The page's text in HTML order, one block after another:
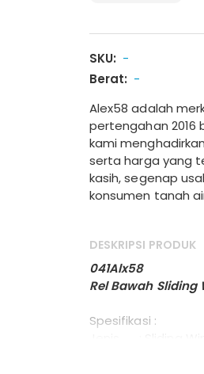
SKU: -
Berat: -
Alex58 adalah
pertengahan 2016
kami
serta harga yang
kasih, segenap
konsumen tanah
DESKRIPSI PRODUK
041Alx58
Rel Bawah Sliding
Spesifikasi :